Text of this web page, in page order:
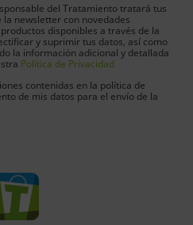
del Tratamiento tratará tus
newsletter con novedades
disponibles a través de la
y suprimir tus datos, así como
la información adicional y detallada
Política de Privacidad
contenidas en la política de
de mis datos para el envío de la